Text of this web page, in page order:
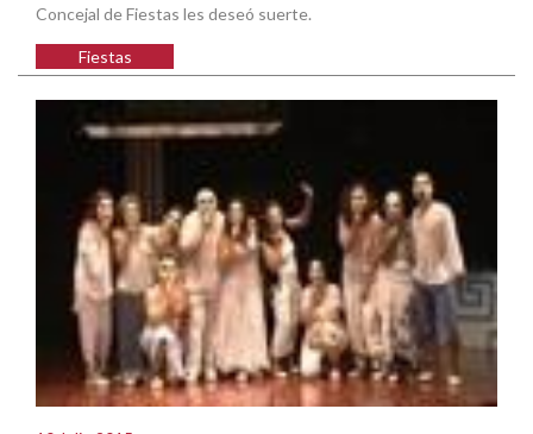
Concejal de Fiestas les deseó suerte.
Fiestas